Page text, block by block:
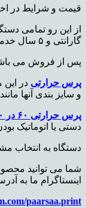
قیمت و شرایط در
گارانتی و ۵ سال خدمات
پس از فروش می
پرس حرارتی در
و سایز بندی آنها مانند
پرس حرارتی ۶۰ در ۴۰
دستی یا اتوماتیک
دستگاه به انتخاب
شما می توانید
اینستاگرام ما به
paarsaa.print